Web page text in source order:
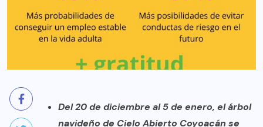
Del 20 de diciembre al 5 de enero, el árbol
navideño de Cielo Abierto Coyoacán se